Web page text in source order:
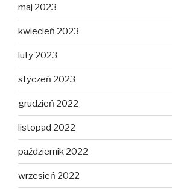
maj 2023
kwiecień 2023
luty 2023
styczeń 2023
grudzień 2022
listopad 2022
październik 2022
wrzesień 2022